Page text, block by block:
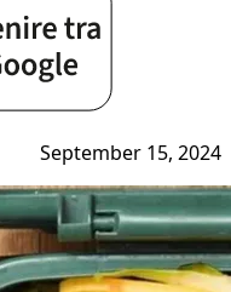
September 15, 2024